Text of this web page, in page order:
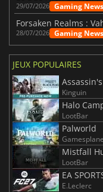
29/07/2026 Gaming News
28/07/2026 Gaming News
JEUX POPULAIRES
Kinguin
Halo
LootBar
Palworld
Mistfall
LootBar
EA
E.Leclerc